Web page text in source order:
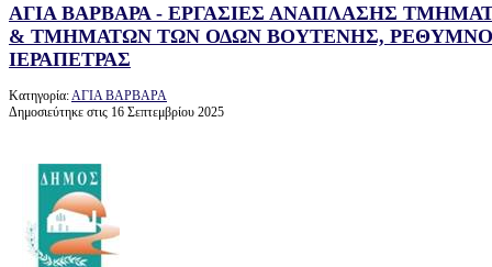
ΑΓΙΑ ΒΑΡΒΑΡΑ - ΕΡΓΑΣΙΕΣ ΑΝΑΠΛΑΣΗΣ
& ΤΜΗΜΑΤΩΝ ΤΩΝ ΟΔΩΝ ΒΟΥΤΕΝΗΣ,
ΙΕΡΑΠΕΤΡΑΣ
Κατηγορία: ΑΓΙΑ ΒΑΡΒΑΡΑ
Δημοσιεύτηκε στις 16 Σεπτεμβρίου 2025